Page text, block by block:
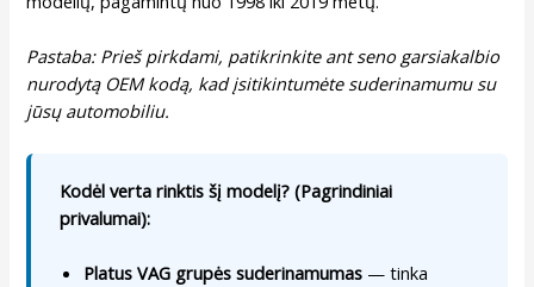
Pastaba: Prieš pirkdami, patikrinkite ant seno garsiakalbio
nurodytą OEM kodą, kad įsitikintumėte suderinamumu su
jūsų automobiliu.
Kodėl verta rinktis šį modelį? (Pagrindiniai
privalumai):
Platus VAG grupės suderinamumas — tinka